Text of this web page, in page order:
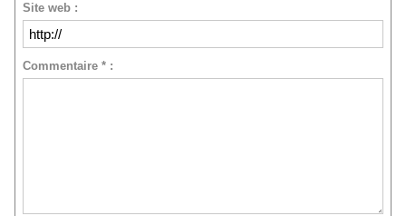
Site web :
Commentaire * :